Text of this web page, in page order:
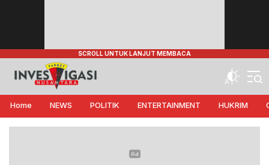
Target Investigasi Nusantara
Edukasi Nusantara
Home NEWS POLITIK ENTERTAINMENT HUKRIM